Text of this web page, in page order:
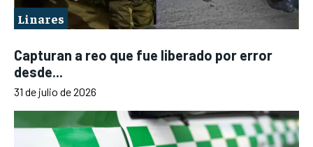
Linares
Capturan a reo que fue liberado por error
desde...
31 de julio de 2026